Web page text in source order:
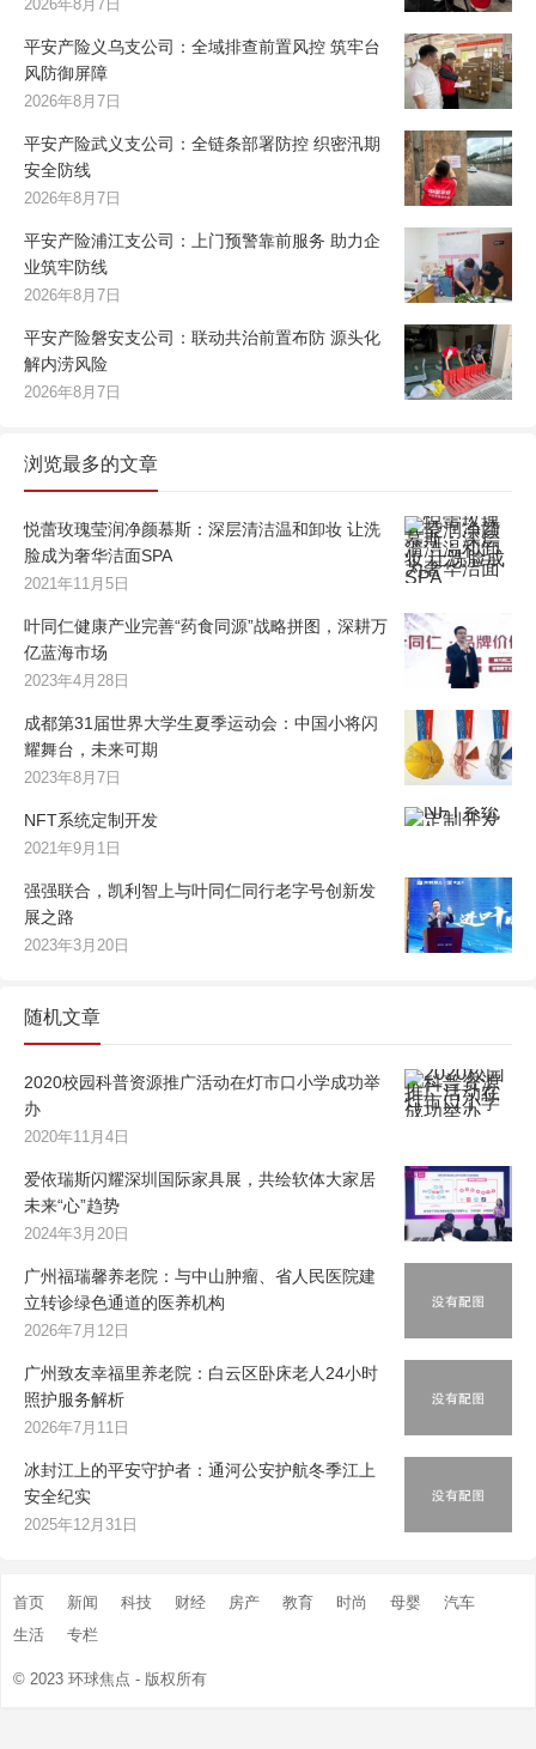
2026年8月7日
平安产险义乌支公司：全域排查前置风控 筑牢台
风防御屏障
2026年8月7日
平安产险武义支公司：全链条部署防控 织密汛期
安全防线
2026年8月7日
平安产险浦江支公司：上门预警靠前服务 助力企
业筑牢防线
2026年8月7日
平安产险磐安支公司：联动共治前置布防 源头化
解内涝风险
2026年8月7日
浏览最多的文章
悦蕾玫瑰莹润净颜慕斯：深层清洁温和卸妆 让洗
脸成为奢华洁面SPA
2021年11月5日
叶同仁健康产业完善“药食同源”战略拼图，深耕万
亿蓝海市场
2023年4月28日
成都第31届世界大学生夏季运动会：中国小将闪
耀舞台，未来可期
2023年8月7日
NFT系统定制开发
2021年9月1日
强强联合，凯利智上与叶同仁同行老字号创新发
展之路
2023年3月20日
随机文章
2020校园科普资源推广活动在灯市口小学成功举
办
2020年11月4日
爱依瑞斯闪耀深圳国际家具展，共绘软体大家居
未来“心”趋势
2024年3月20日
广州福瑞馨养老院：与中山肿瘤、省人民医院建
立转诊绿色通道的医养机构
2026年7月12日
广州致友幸福里养老院：白云区卧床老人24小时
照护服务解析
2026年7月11日
冰封江上的平安守护者：通河公安护航冬季江上
安全纪实
2025年12月31日
首页 新闻 科技 财经 房产 教育 时尚 母婴
汽车
生活
专栏
© 2023 环球焦点 - 版权所有